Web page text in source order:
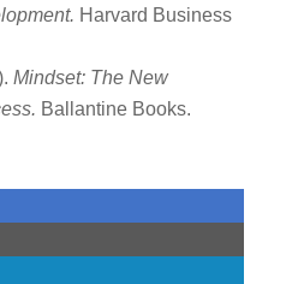
Harvard Business
Mindset: The New
Ballantine Books.